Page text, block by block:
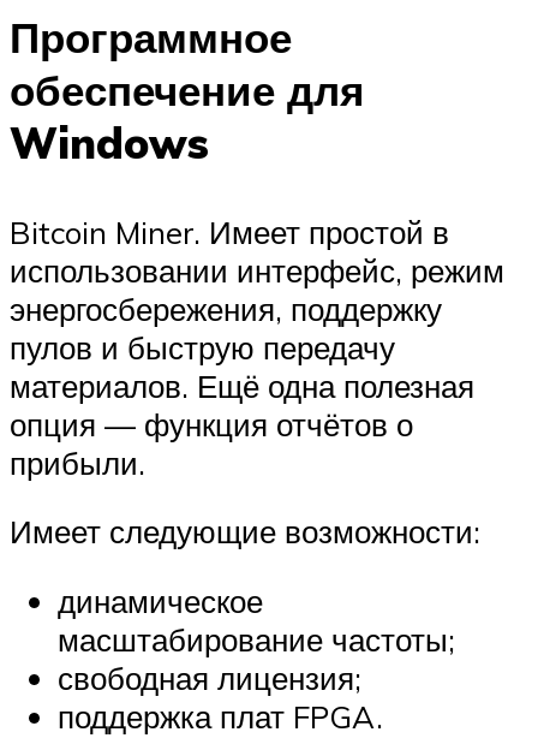
Программное
обеспечение для
Windows
Bitcoin Miner. Имеет простой в
использовании интерфейс, режим
энергосбережения, поддержку
пулов и быструю передачу
материалов. Ещё одна полезная
опция — функция отчётов о
прибыли.
Имеет следующие возможности:
динамическое
масштабирование частоты;
свободная лицензия;
поддержка плат FPGA.